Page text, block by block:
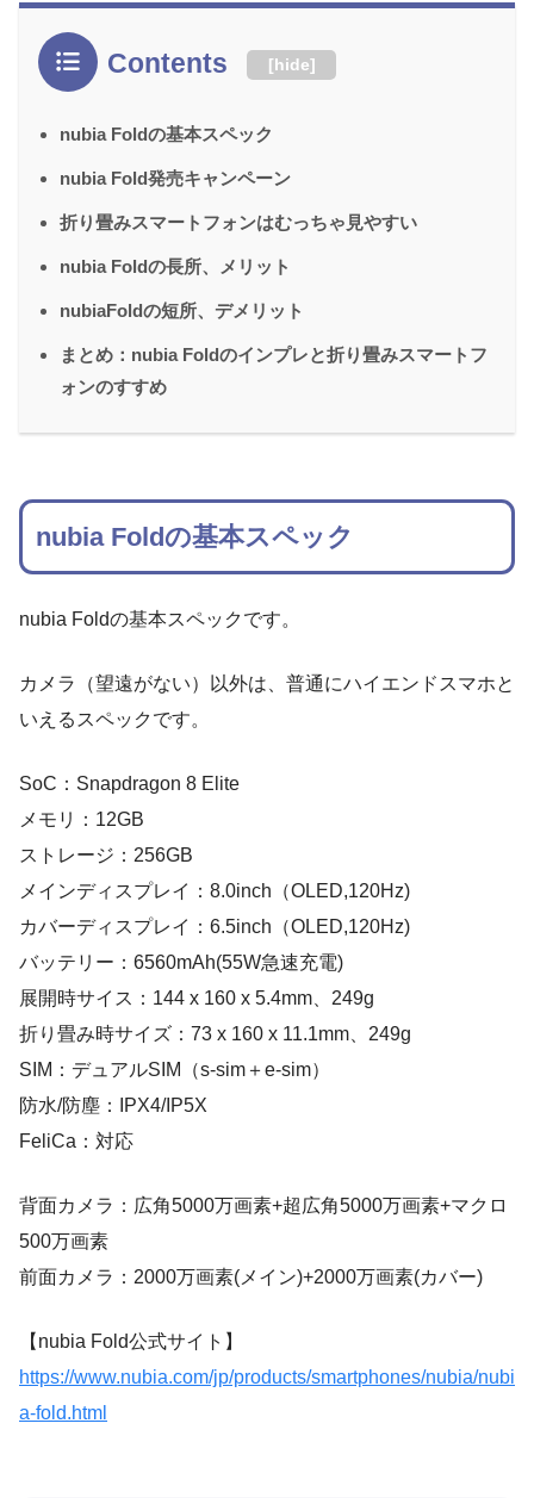
Contents [hide]
nubia Foldの基本スペック
nubia Fold発売キャンペーン
折り畳みスマートフォンはむっちゃ見やすい
nubia Foldの長所、メリット
nubiaFoldの短所、デメリット
まとめ：nubia Foldのインプレと折り畳みスマートフ
ォンのすすめ
nubia Foldの基本スペック
nubia Foldの基本スペックです。
カメラ（望遠がない）以外は、普通にハイエンドスマホと
いえるスペックです。
SoC：Snapdragon 8 Elite
メモリ：12GB
ストレージ：256GB
メインディスプレイ：8.0inch（OLED,120Hz)
カバーディスプレイ：6.5inch（OLED,120Hz)
バッテリー：6560mAh(55W急速充電)
展開時サイス：144 x 160 x 5.4mm、249g
折り畳み時サイズ：73 x 160 x 11.1mm、249g
SIM：デュアルSIM（s-sim＋e-sim）
防水/防塵：IPX4/IP5X
FeliCa：対応
背面カメラ：広角5000万画素+超広角5000万画素+マクロ
500万画素
前面カメラ：2000万画素(メイン)+2000万画素(カバー)
【nubia Fold公式サイト】
https://www.nubia.com/jp/products/smartphones/nubia/nubi
a-fold.html